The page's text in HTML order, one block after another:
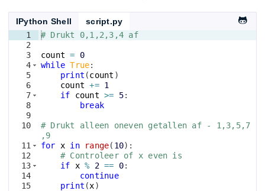
IPython Shell
script.py
1
2
3
4
5
6
7
8
9
10
11
12
13
14
15
# Drukt 0,1,2,3,4 af
count =
0
while True:
print (count )
count += 1
if
count >= 5:
break
# Drukt alleen oneven getallen af - 1,3,5,7
,9
for
x in range( 10) :
# Controleer of x even is
if
x % 2 == 0:
continue
print (x)